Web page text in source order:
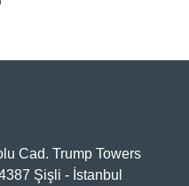
Cad. Trump Towers
Şişli - İstanbul